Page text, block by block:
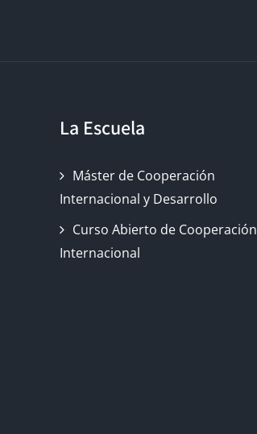
La Escuela
Máster de Cooperación
Internacional y Desarrollo
Curso Abierto de Cooperación
Internacional